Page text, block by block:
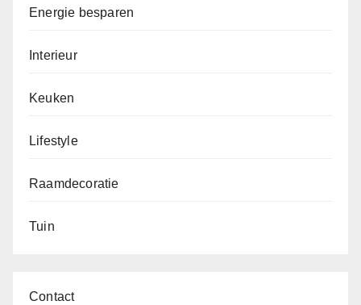
Energie besparen
Interieur
Keuken
Lifestyle
Raamdecoratie
Tuin
Contact